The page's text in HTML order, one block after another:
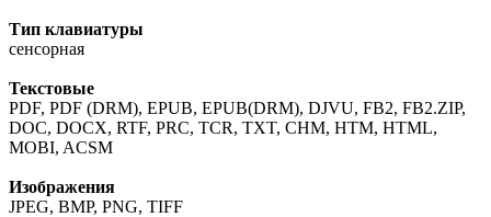
Тип клавиатуры
сенсорная
Текстовые
PDF, PDF (DRM), EPUB, EPUB(DRM), DJVU, FB2, FB2.ZIP,
DOC, DOCX, RTF, PRC, TCR, TXT, CHM, HTM, HTML,
MOBI, ACSM
Изображения
JPEG, BMP, PNG, TIFF